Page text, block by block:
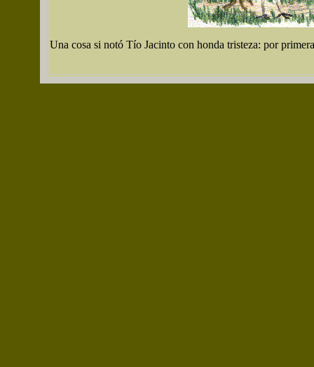
Una cosa si notó Tío Jacinto con honda tristeza: por